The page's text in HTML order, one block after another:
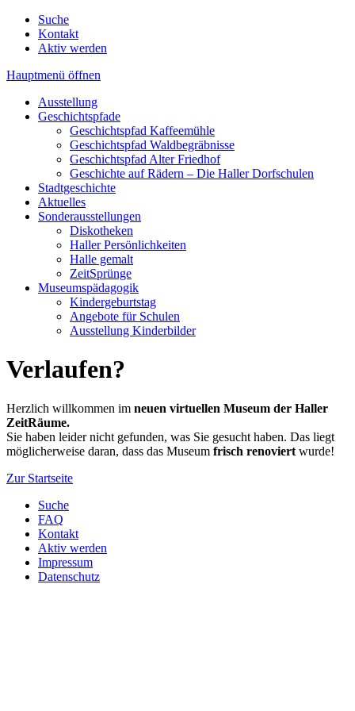
Suche
Kontakt
Aktiv werden
Hauptmenü öffnen
Ausstellung
Geschichtspfade
Geschichtspfad Kaffeemühle
Geschichtspfad Waldbegräbnisse
Geschichtspfad Alter Friedhof
Geschichte auf Rädern – Die Haller Dorfschulen
Stadtgeschichte
Aktuelles
Sonderausstellungen
Diskotheken
Haller Persönlichkeiten
Halle gemalt
ZeitSprünge
Museumspädagogik
Kindergeburtstag
Angebote für Schulen
Ausstellung Kinderbilder
Verlaufen?
Herzlich willkommen im neuen virtuellen Museum der Haller
ZeitRäume.
Sie haben leider nicht gefunden, was Sie gesucht haben. Das liegt
möglicherweise daran, dass das Museum frisch renoviert wurde!
Zur Startseite
Suche
FAQ
Kontakt
Aktiv werden
Impressum
Datenschutz